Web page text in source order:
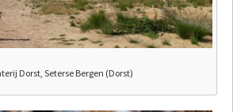
Dorst, Seterse Bergen (Dorst)